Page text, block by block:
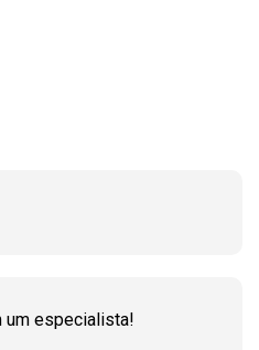
um especialista!